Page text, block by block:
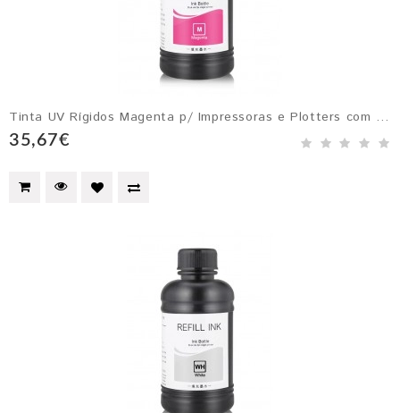
Tinta UV Rígidos Magenta p/ Impressoras e Plotters com Cabeçotes Epson DX4, DX5, DX6 e DX7
35,67€